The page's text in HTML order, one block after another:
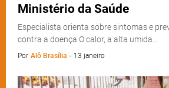
Ministério da Saúde
Especialista orienta sobre sintomas e
contra a doença O calor, a alta umida…
Por Alô Brasília - 13 janeiro